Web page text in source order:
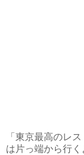
「東京最高のレ
は片っ端から行